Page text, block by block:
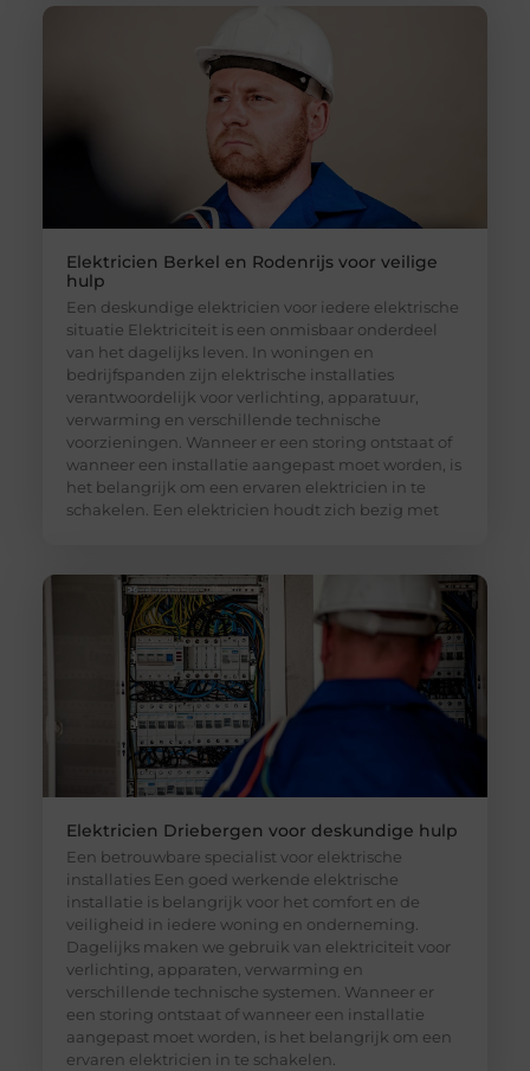
Elektricien Berkel en Rodenrijs voor veilige
hulp
Een deskundige elektricien voor iedere elektrische
situatie Elektriciteit is een onmisbaar onderdeel
van het dagelijks leven. In woningen en
bedrijfspanden zijn elektrische installaties
verantwoordelijk voor verlichting, apparatuur,
verwarming en verschillende technische
voorzieningen. Wanneer er een storing ontstaat of
wanneer een installatie aangepast moet worden, is
het belangrijk om een ervaren elektricien in te
schakelen. Een elektricien houdt zich bezig met
Elektricien Driebergen voor deskundige hulp
Een betrouwbare specialist voor elektrische
installaties Een goed werkende elektrische
installatie is belangrijk voor het comfort en de
veiligheid in iedere woning en onderneming.
Dagelijks maken we gebruik van elektriciteit voor
verlichting, apparaten, verwarming en
verschillende technische systemen. Wanneer er
een storing ontstaat of wanneer een installatie
aangepast moet worden, is het belangrijk om een
ervaren elektricien in te schakelen.